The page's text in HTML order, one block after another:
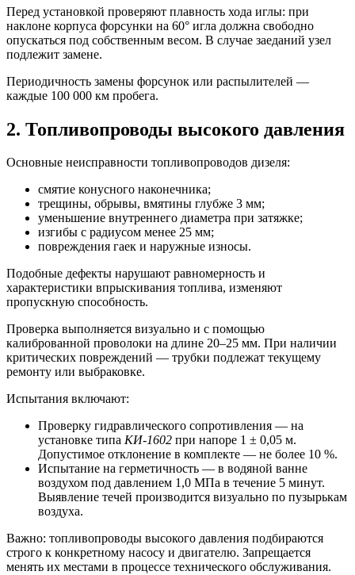
Перед установкой проверяют плавность хода иглы: при
наклоне корпуса форсунки на 60° игла должна свободно
опускаться под собственным весом. В случае заеданий узел
подлежит замене.
Периодичность замены форсунок или распылителей —
каждые 100 000 км пробега.
2. Топливопроводы высокого давления
Основные неисправности топливопроводов дизеля:
смятие конусного наконечника;
трещины, обрывы, вмятины глубже 3 мм;
уменьшение внутреннего диаметра при затяжке;
изгибы с радиусом менее 25 мм;
повреждения гаек и наружные износы.
Подобные дефекты нарушают равномерность и
характеристики впрыскивания топлива, изменяют
пропускную способность.
Проверка выполняется визуально и с помощью
калиброванной проволоки на длине 20–25 мм. При наличии
критических повреждений — трубки подлежат текущему
ремонту или выбраковке.
Испытания включают:
Проверку гидравлического сопротивления — на
установке типа КИ-1602 при напоре 1 ± 0,05 м.
Допустимое отклонение в комплекте — не более 10 %.
Испытание на герметичность — в водяной ванне
воздухом под давлением 1,0 МПа в течение 5 минут.
Выявление течей производится визуально по пузырькам
воздуха.
Важно: топливопроводы высокого давления подбираются
строго к конкретному насосу и двигателю. Запрещается
менять их местами в процессе технического обслуживания.